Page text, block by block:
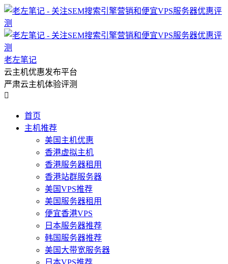
老左笔记
云主机优惠发布平台
严肃云主机体验评测

首页
主机推荐
美国主机优惠
香港虚拟主机
香港服务器租用
香港站群服务器
美国VPS推荐
美国服务器租用
便宜香港VPS
日本服务器推荐
韩国服务器推荐
美国大带宽服务器
日本VPS推荐